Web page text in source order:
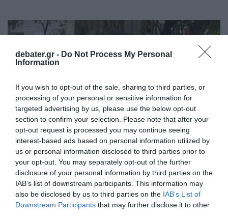
debater.gr - Do Not Process My Personal
Information
If you wish to opt-out of the sale, sharing to third parties, or
processing of your personal or sensitive information for
targeted advertising by us, please use the below opt-out
section to confirm your selection. Please note that after your
opt-out request is processed you may continue seeing
interest-based ads based on personal information utilized by
us or personal information disclosed to third parties prior to
your opt-out. You may separately opt-out of the further
disclosure of your personal information by third parties on the
IAB’s list of downstream participants. This information may
also be disclosed by us to third parties on the IAB’s List of
Downstream Participants that may further disclose it to other
LIFESTYLE
Σταύρος Φλώρος: Αποκάλυψε πώς
περνάει τις στιγμές στο σπίτι του – Οι